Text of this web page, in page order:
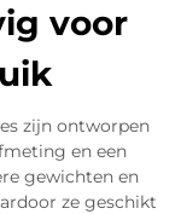
voor
zijn ontworpen
en een
gewichten en
ze geschikt